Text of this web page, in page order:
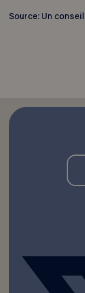
Source: Un